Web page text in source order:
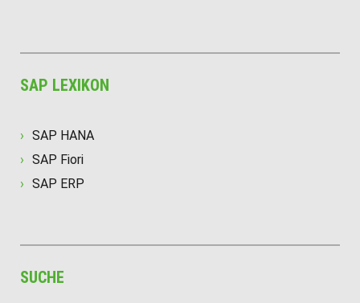
SAP LEXIKON
SAP HANA
SAP Fiori
SAP ERP
SUCHE